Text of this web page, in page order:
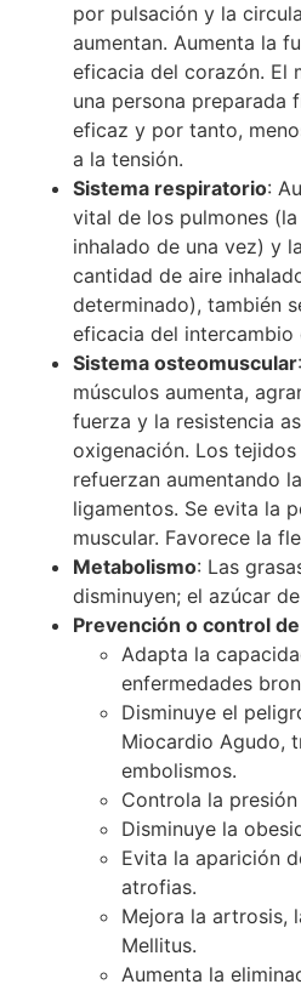
por pulsación y la
aumentan. Aumenta la
eficacia del corazón. El
una persona preparada
eficaz y por tanto,
a la tensión.
Sistema respiratorio:
vital de los pulmones
inhalado de una vez) y
cantidad de aire
determinado), también
eficacia del intercambio
Sistema osteomuscular
músculos aumenta,
fuerza y la resistencia
oxigenación. Los
refuerzan aumentando
ligamentos. Se evita la
muscular. Favorece la
Metabolismo: Las
disminuyen; el azúcar
Prevención o control
Adapta la
enfermedades
Disminuye el
Miocardio Agudo,
embolismos.
Controla la
Disminuye la
Evita la aparición
atrofias.
Mejora la artrosis,
Mellitus.
Aumenta la